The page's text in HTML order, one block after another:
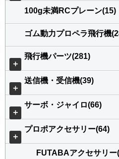
100g未満RCプレーン(15)
ゴム動力プロペラ飛行機
＋
飛行機パーツ(281)
＋
送信機・受信機(39)
＋
サーボ・ジャイロ(66)
＋
プロポアクセサリー(64)
FUTABAアクセサリー